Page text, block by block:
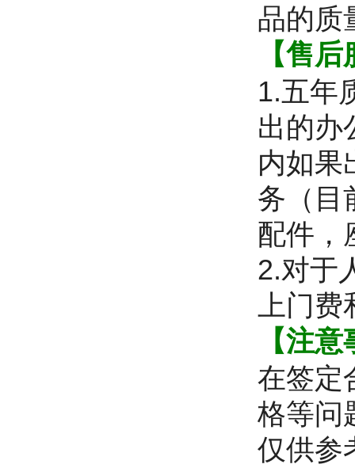
品的质
【售
1.五年
出的办
内如果
务（目
配件，
2.对于
上门
【注
在签定
格等问
仅供参